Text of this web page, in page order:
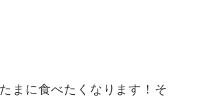
まに食べたくなります！そ